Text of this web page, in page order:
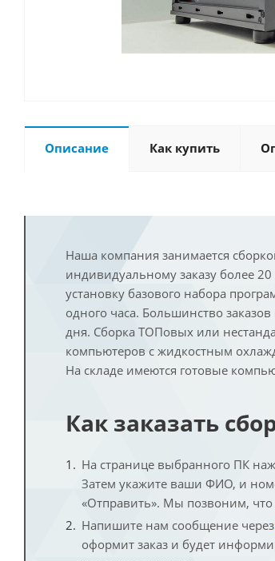
Описание Как купить
Наша компания занимается
индивидуальному заказу более 20
установку базового набора
одного часа. Большинство
дня. Сборка ТОПовых или
компьютеров с жидкостным
На складе имеются готовые
Как заказать
На странице выбранного ПК
Затем укажите ваши ФИО, и
«Отправить». Мы позвоним,
Напишите нам сообщение через
оформит заказ и будет